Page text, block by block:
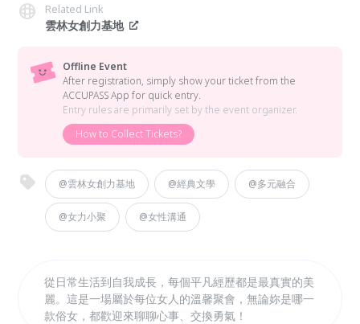
Related Link
雲林女創力基地
Offline Event
After registration, simply show your ticket from the
ACCUPASS App for quick entry.
Entry rules are primarily set by the event organizer.
How to Collect Tickets?
@雲林女創力基地 @經典文學 @多元融合
@女力小聚 @女性溝通
從日常生活到自我成長，每個平凡經歷都是最真實的美
麗。這是一場屬於每位女人的溫馨聚會，無論妳是哪一
款俗女，都歡迎來聊聊心事、交換勇氣！